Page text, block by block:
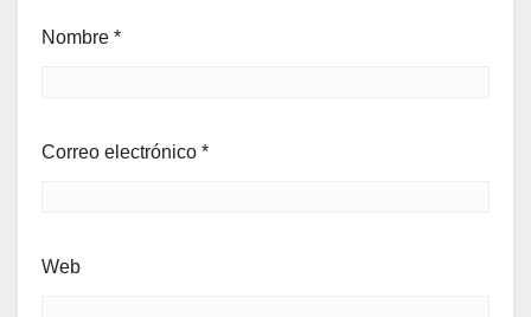
Nombre *
Correo electrónico *
Web